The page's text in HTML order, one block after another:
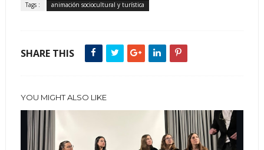
Tags : animación sociocultural y turística
SHARE THIS
YOU MIGHT ALSO LIKE